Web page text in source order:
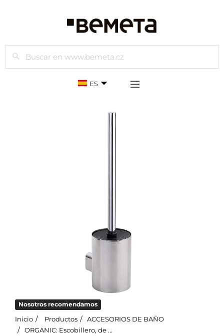
Buscar
ES
Nosotros recomendamos
Inicio Productos
ACCESORIOS DE BAÑO
ORGANIC: Escobillero, de pared